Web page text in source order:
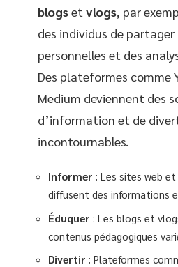
blogset vlogs, par
des individus de partager
personnelles et des
Des plateformes comme
Medium deviennent des
d’information et de
incontournables.
Informer : Les sites web
diffusent des informations
Éduquer : Les blogs et
contenus pédagogiques
Divertir : Plateformes